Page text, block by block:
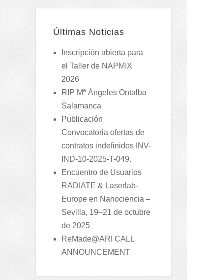
Últimas Noticias
Inscripción abierta para
el Taller de NAPMIX
2026
RIP Mª Ángeles Ontalba
Salamanca
Publicación
Convocatoria ofertas de
contratos indefinidos INV-
IND-10-2025-T-049.
Encuentro de Usuarios
RADIATE & Laserlab-
Europe en Nanociencia –
Sevilla, 19–21 de octubre
de 2025
ReMade@ARI CALL
ANNOUNCEMENT